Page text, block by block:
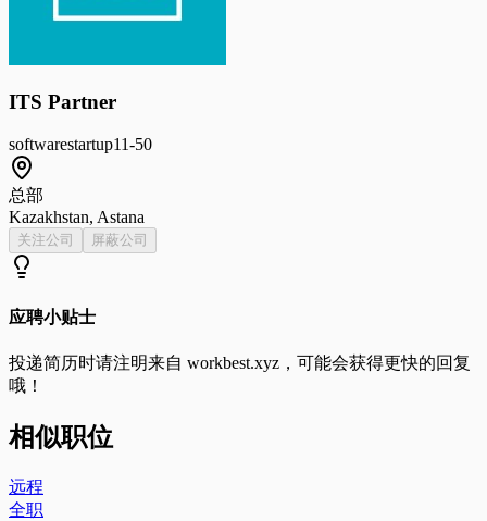
ITS Partner
softwarestartup11-50
总部
Kazakhstan, Astana
关注公司 屏蔽公司
应聘小贴士
投递简历时请注明来自 workbest.xyz ，可能会获得更快的回复
哦！
相似职位
远程
全职